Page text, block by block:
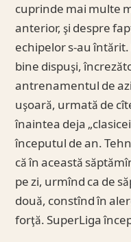
cuprinde mai multe
anterior, şi despre
echipelor s-au
bine dispuşi,
antrenamentul de
uşoară, urmată de
înaintea deja
începutul de an.
că în această
pe zi, urmînd ca de
două, constînd în
forţă. SuperLiga